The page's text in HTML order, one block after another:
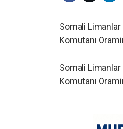
Somali Limanlar
Komutanı
Somali Limanlar
Komutanı